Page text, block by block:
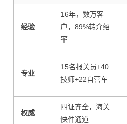
经验
16年，数万客
户，89%转介绍
率
专业
15名报关员+40
技师+22自营车
权威
四证齐全，海关
快件通道